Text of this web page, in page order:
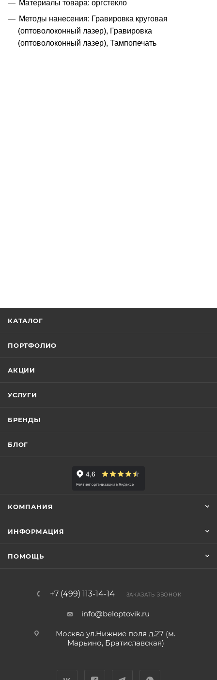
Материалы товара: оргстекло
Методы нанесения: Гравировка круговая
(оптоволоконный лазер), Гравировка
(оптоволоконный лазер), Тампопечать
КАТАЛОГ
ПОРТФОЛИО
АКЦИИ
УСЛУГИ
БРЕНДЫ
БЛОГ
КОМПАНИЯ
ИНФОРМАЦИЯ
ПОМОЩЬ
+7 (499) 113-14-14 ЗАКАЗАТЬ ЗВОНОК
info@beloptovik.ru
Москва ул.Нижние поля д.27 (м.
Марьино, Братиславская)